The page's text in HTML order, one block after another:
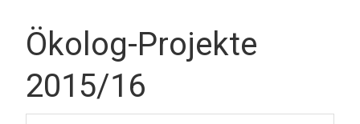
Ökolog-Projekte
2015/16